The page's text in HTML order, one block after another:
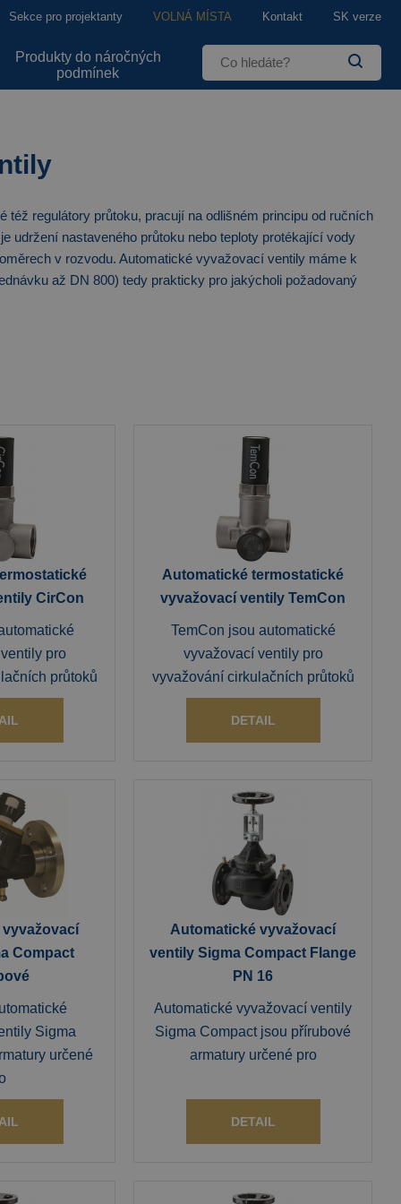
Sekce pro projektanty VOLNÁ MÍSTA Kontakt SK verze
Produkty do náročných
podmínek
též regulátory průtoku, pracují na odlišném principu od ručních
udržení nastaveného průtoku nebo teploty protékající vody
v rozvodu. Automatické vyvažovací ventily máme k
až DN 800) tedy prakticky pro jakýcholi požadovaný
CirCon
pro
průtoků
Automatické termostatické
vyvažovací ventily TemCon
TemCon jsou automatické
vyvažovací ventily pro
vyvažování cirkulačních průtoků
DETAIL
Compact
Sigma
určené
Automatické vyvažovací
ventily Sigma Compact Flange
PN 16
Automatické vyvažovací ventily
Sigma Compact jsou přírubové
armatury určené pro
DETAIL